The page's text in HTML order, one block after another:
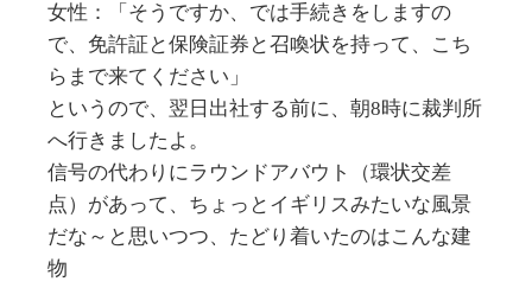
女性：「そうですか、では手続きをしますの
で、免許証と保険証券と召喚状を持って、こち
らまで来てください」
というので、翌日出社する前に、朝8時に裁判所
へ行きましたよ。
信号の代わりにラウンドアバウト（環状交差
点）があって、ちょっとイギリスみたいな風景
だな～と思いつつ、たどり着いたのはこんな建
物